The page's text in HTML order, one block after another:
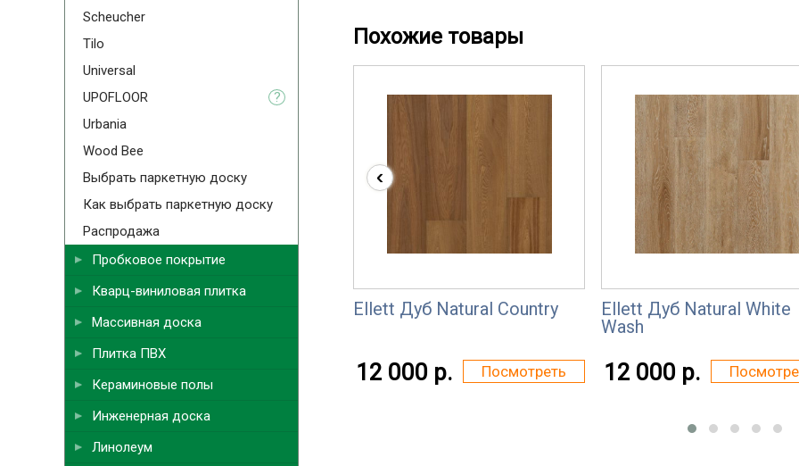
Похожие товары
Ellett Дуб Natural Country
12 000 р. Посмотреть
Ellett Дуб Natural White
Wash
12 000 р.
‹
Scheucher
Tilo
Universal
UPOFLOOR
?
Urbania
Wood Bee
Выбрать паркетную доску
Как выбрать паркетную доску
Распродажа
Пробковое покрытие
Кварц-виниловая плитка
Массивная доска
Плитка ПВХ
Кераминовые полы
Инженерная доска
Линолеум